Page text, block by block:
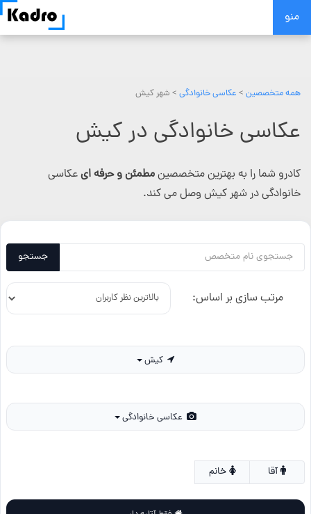
Skip
منو
همه متخصصین > عکاسی خانوادگی > شهر کیش
عکاسی خانوادگی در کیش
کادرو شما را به بهترین متخصصینمطمئن و حرفه ایعکاسی
خانوادگی در شهر کیش وصل می کند.
جستجو
مرتب سازی بر اساس:
خانم